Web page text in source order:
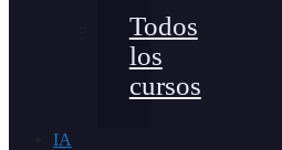
Todos
los
cursos
IA